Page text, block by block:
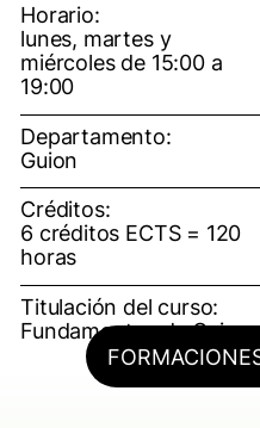
Horario:
lunes, martes y
miércoles de 15:00 a
19:00
Departamento:
Guion
Créditos:
6 créditos ECTS = 120
horas
Titulación del curso:
Fundamentos de Guion